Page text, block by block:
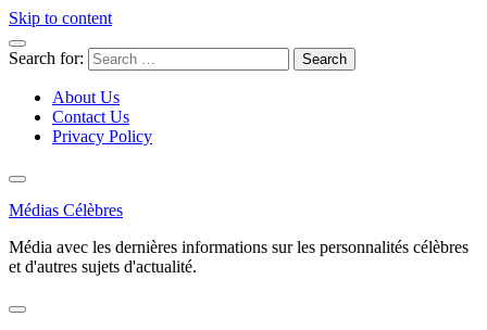
Skip to content
Search for:
About Us
Contact Us
Privacy Policy
Médias Célèbres
Média avec les dernières informations sur les personnalités célèbres
et d'autres sujets d'actualité.